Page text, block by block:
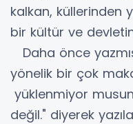
kalkan, küllerinden
bir kültür ve
Daha önce
yönelik bir çok
yüklenmiyor
değil." diyerek